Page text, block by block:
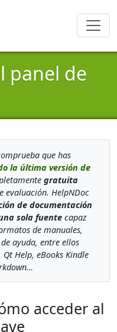
panel de
que has
la última versión de
gratuita
evaluación. HelpNDoc
de documentación
sola fuentecapaz
de manuales,
ayuda, entre ellos
Qt Help, eBooks Kindle
acceder al